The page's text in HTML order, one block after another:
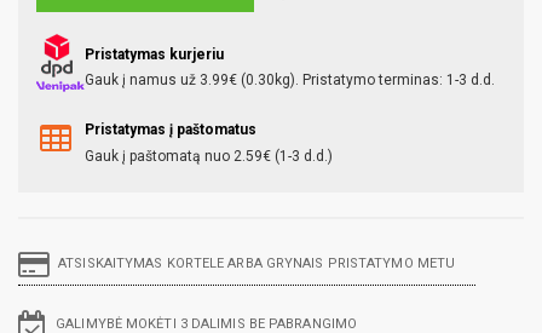
Pristatymas kurjeriu
Gauk į namus už 3.99€ (0.30kg). Pristatymo terminas: 1-3 d.d.
Pristatymas į paštomatus
Gauk į paštomatą nuo 2.59€ (1-3 d.d.)
ATSISKAITYMAS KORTELE ARBA GRYNAIS PRISTATYMO METU
GALIMYBĖ MOKĖTI 3 DALIMIS BE PABRANGIMO